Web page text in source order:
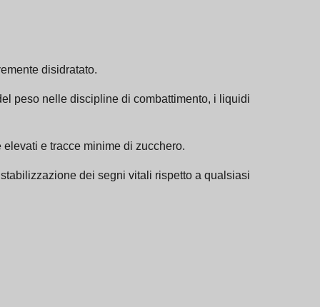
disidratato.
peso nelle discipline di combattimento, i liquidi
e tracce minime di zucchero.
dei segni vitali rispetto a qualsiasi